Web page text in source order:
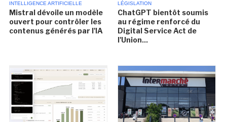
INTELLIGENCE ARTIFICIELLE
Mistral dévoile un modèle
ouvert pour contrôler les
contenus générés par l'IA
LÉGISLATION
ChatGPT bientôt soumis
au régime renforcé du
Digital Service Act de
l'Union...